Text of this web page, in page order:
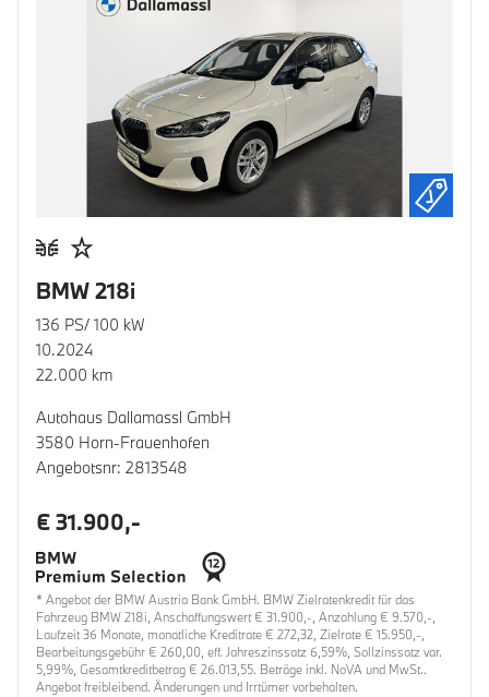
BMW 218i
136 PS/ 100 kW
10.2024
22.000 km
Autohaus Dallamassl GmbH
3580 Horn-Frauenhofen
Angebotsnr: 2813548
€ 31.900,-
* Angebot der BMW Austria Bank GmbH. BMW Zielratenkredit für das
Fahrzeug BMW 218i, Anschaffungswert € 31.900,-, Anzahlung € 9.570,-,
Laufzeit 36 Monate, monatliche Kreditrate € 272,32, Zielrate € 15.950,-,
Bearbeitungsgebühr € 260,00, eff. Jahreszinssatz 6,59%, Sollzinssatz var.
5,99%, Gesamtkreditbetrag € 26.013,55. Beträge inkl. NoVA und MwSt..
Angebot freibleibend. Änderungen und Irrtümer vorbehalten.